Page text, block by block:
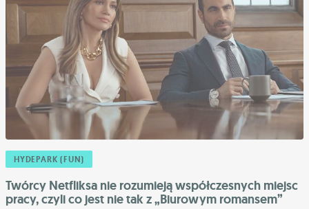
HYDEPARK (FUN)
Twórcy Netfliksa nie rozumieją współczesnych miejsc
pracy, czyli co jest nie tak z „Biurowym romansem”